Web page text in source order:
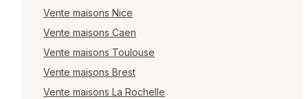
Vente maisons Nice
Vente maisons Caen
Vente maisons Toulouse
Vente maisons Brest
Vente maisons La Rochelle